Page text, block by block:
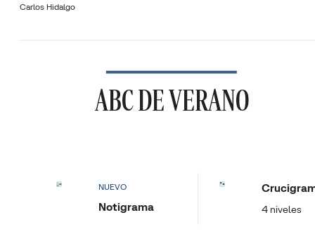
Carlos Hidalgo
ABC DE VERANO
NUEVO
Notigrama 4 niveles